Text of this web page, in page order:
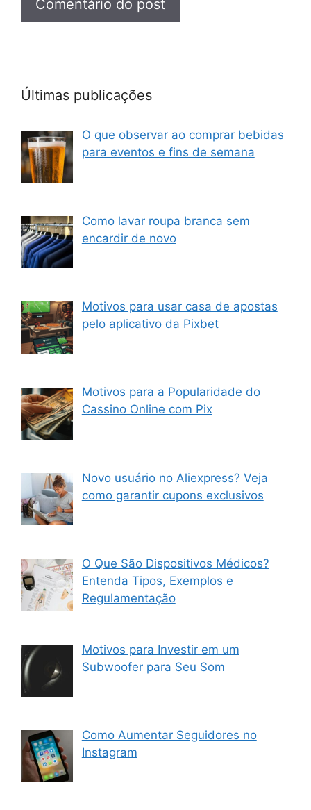
Últimas publicações
O que observar ao comprar bebidas
para eventos e fins de semana
Como lavar roupa branca sem
encardir de novo
Motivos para usar casa de apostas
pelo aplicativo da Pixbet
Motivos para a Popularidade do
Cassino Online com Pix
Novo usuário no Aliexpress? Veja
como garantir cupons exclusivos
O Que São Dispositivos Médicos?
Entenda Tipos, Exemplos e
Regulamentação
Motivos para Investir em um
Subwoofer para Seu Som
Como Aumentar Seguidores no
Instagram